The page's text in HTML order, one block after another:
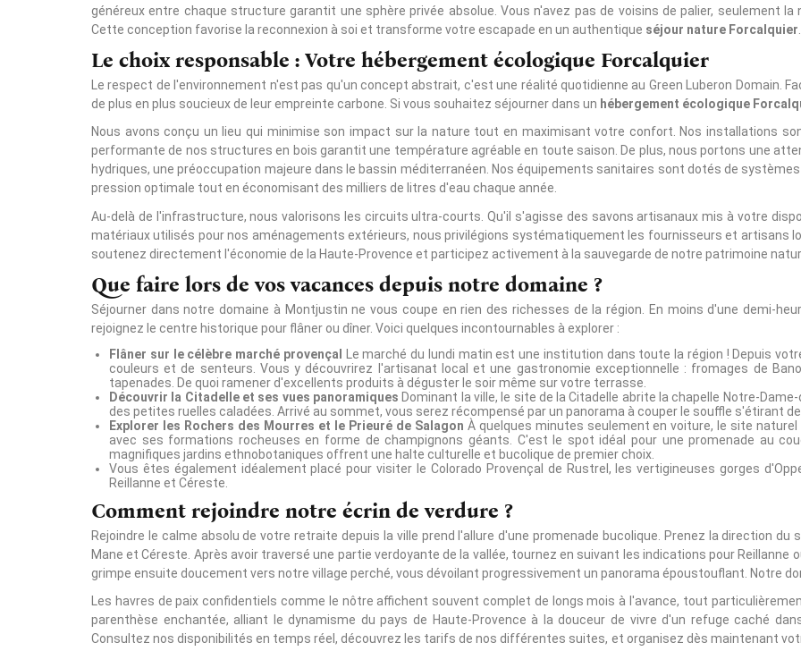
généreux entre chaque structure garantit une sphère privée absolue. Vous n'avez pas de voisins de palier, seulement la
Cette conception favorise la reconnexion à soi et transforme votre escapade en un authentique séjour nature Forcalquier
Le choix responsable : Votre hébergement écologique Forcalquier
Le respect de l'environnement n'est pas qu'un concept abstrait, c'est une réalité quotidienne au Green Luberon Domain.
de plus en plus soucieux de leur empreinte carbone. Si vous souhaitez séjourner dans un hébergement écologique
Nous avons conçu un lieu qui minimise son impact sur la nature tout en maximisant votre confort. Nos installations
performante de nos structures en bois garantit une température agréable en toute saison. De plus, nous portons une
hydriques, une préoccupation majeure dans le bassin méditerranéen. Nos équipements sanitaires sont dotés de
pression optimale tout en économisant des milliers de litres d'eau chaque année.
Au-delà de l'infrastructure, nous valorisons les circuits ultra-courts. Qu'il s'agisse des savons artisanaux mis à votre
matériaux utilisés pour nos aménagements extérieurs, nous privilégions systématiquement les fournisseurs et artisans
soutenez directement l'économie de la Haute-Provence et participez activement à la sauvegarde de notre patrimoine
Que faire lors de vos vacances depuis notre domaine ?
Séjourner dans notre domaine à Montjustin ne vous coupe en rien des richesses de la région. En moins d'une demi-
rejoignez le centre historique pour flâner ou dîner. Voici quelques incontournables à explorer :
Flâner sur le célèbre marché provençal
Le marché du lundi matin est une institution dans toute la région ! Depuis
couleurs et de senteurs. Vous y découvrirez l'artisanat local et une gastronomie exceptionnelle : fromages de
tapenades. De quoi ramener d'excellents produits à déguster le soir même sur votre terrasse.
Découvrir la Citadelle et ses vues panoramiques Dominant la ville, le site de la Citadelle abrite la chapelle Notre-
des petites ruelles caladées. Arrivé au sommet, vous serez récompensé par un panorama à couper le souffle s'étirant
Explorer les Rochers des Mourres et le Prieuré de Salagon À quelques minutes seulement en voiture, le site
avec ses formations rocheuses en forme de champignons géants. C'est le spot idéal pour une promenade au
magnifiques jardins ethnobotaniques offrent une halte culturelle et bucolique de premier choix.
Vous êtes également idéalement placé pour visiter le Colorado Provençal de Rustrel, les vertigineuses gorges
Reillanne et Céreste.
Comment rejoindre notre écrin de verdure ?
Rejoindre le calme absolu de votre retraite depuis la ville prend l'allure d'une promenade bucolique. Prenez la direction
Mane et Céreste. Après avoir traversé une partie verdoyante de la vallée, tournez en suivant les indications pour
grimpe ensuite doucement vers notre village perché, vous dévoilant progressivement un panorama époustouflant. Notre
Les havres de paix confidentiels comme le nôtre affichent souvent complet de longs mois à l'avance, tout
parenthèse enchantée, alliant le dynamisme du pays de Haute-Provence à la douceur de vivre d'un refuge caché
Consultez nos disponibilités en temps réel, découvrez les tarifs de nos différentes suites, et organisez dès maintenant